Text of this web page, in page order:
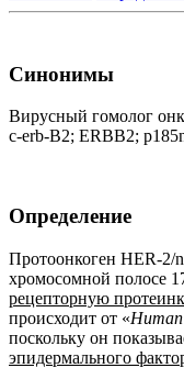
Синонимы
Вирусный гомолог
c-erb-B2; ERBB2;
Определение
Протоонкоген HER-2/
хромосомной полосе
рецепторную
происходит от «Human
поскольку он
эпидермального